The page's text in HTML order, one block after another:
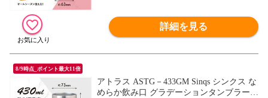
詳細を見る
8/9時点_ポイント最大11倍
アトラス ASTG－433GM Sinqs シンクス な
めらか飲み口 グラデーションタンブラー 4